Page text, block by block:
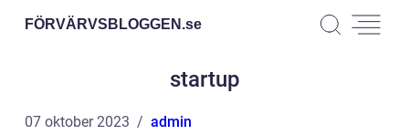
FÖRVÄRVSBLOGGEN.se
startup
07 oktober 2023 admin